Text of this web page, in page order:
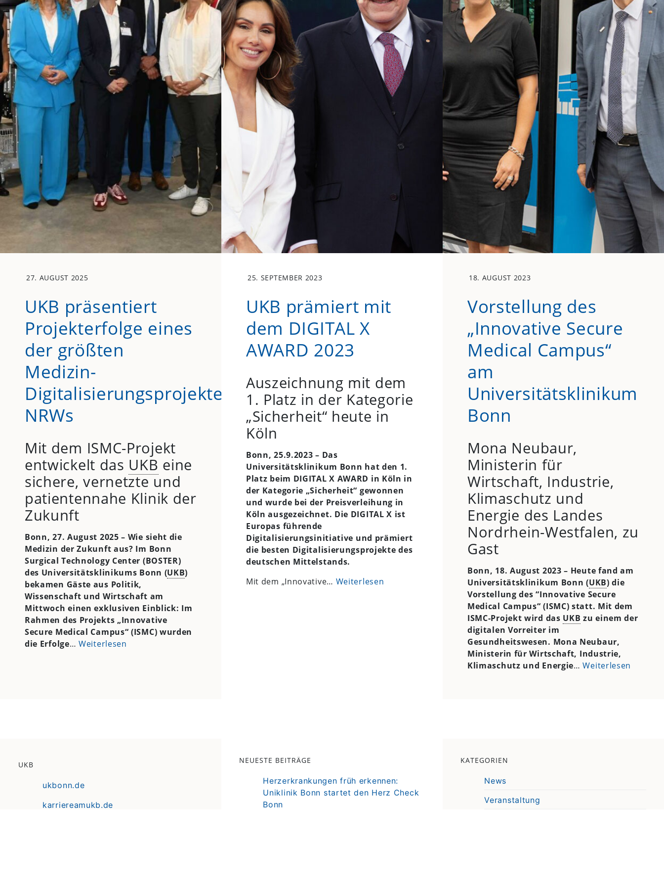
27. AUGUST 2025
UKB präsentiert
Projekterfolge eines
der größten
Medizin-
Digitalisierungsprojekte
NRWs
Mit dem ISMC-Projekt
entwickelt das UKB eine
sichere, vernetzte und
patientennahe Klinik der
Zukunft
Bonn, 27. August 2025 – Wie sieht die
Medizin der Zukunft aus? Im Bonn
Surgical Technology Center (BOSTER)
des Universitätsklinikums Bonn (UKB)
bekamen Gäste aus Politik,
Wissenschaft und Wirtschaft am
Mittwoch einen exklusiven Einblick: Im
Rahmen des Projekts „Innovative
Secure Medical Campus“ (ISMC) wurden
die Erfolge…Weiterlesen
25. SEPTEMBER 2023
UKB prämiert mit
dem DIGITAL X
AWARD 2023
Auszeichnung mit dem
1. Platz in der Kategorie
„Sicherheit“ heute in
Köln
Bonn, 25.9.2023 – Das
Universitätsklinikum Bonn hat den 1.
Platz beim DIGITAL X AWARD in Köln in
der Kategorie „Sicherheit“ gewonnen
und wurde bei der Preisverleihung in
Köln ausgezeichnet. Die DIGITAL X ist
Europas führende
Digitalisierungsinitiative und prämiert
die besten Digitalisierungsprojekte des
deutschen Mittelstands.
Mit dem „Innovative… Weiterlesen
18. AUGUST 2023
Vorstellung des
„Innovative Secure
Medical Campus“
am
Universitätsklinikum
Bonn
Mona Neubaur,
Ministerin für
Wirtschaft, Industrie,
Klimaschutz und
Energie des Landes
Nordrhein-Westfalen, zu
Gast
Bonn, 18. August 2023 – Heute fand am
Universitätsklinikum Bonn (UKB) die
Vorstellung des “Innovative Secure
Medical Campus“ (ISMC) statt. Mit dem
ISMC-Projekt wird das UKB zu einem der
digitalen Vorreiter im
Gesundheitswesen. Mona Neubaur,
Ministerin für Wirtschaft, Industrie,
Klimaschutz und Energie…Weiterlesen
UKB
ukbonn.de
karriereamukb.de
NEUESTE BEITRÄGE
Herzerkrankungen früh erkennen:
Uniklinik Bonn startet den Herz Check
Bonn
KATEGORIEN
News
Veranstaltung